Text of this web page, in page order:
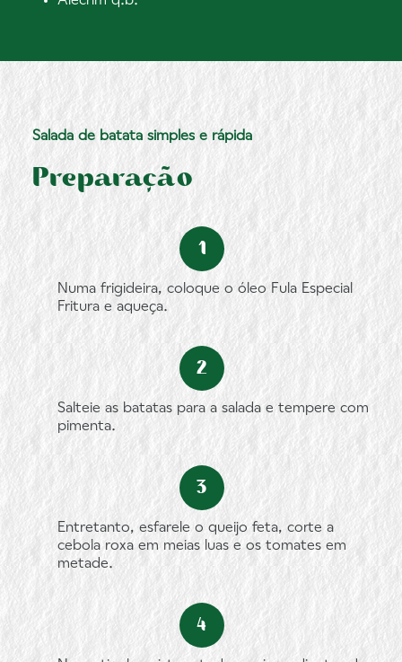
Salada de batata simples e rápida
Preparação
Numa frigideira, coloque o óleo Fula Especial
Fritura e aqueça.
Salteie as batatas para a salada e tempere com
pimenta.
Entretanto, esfarele o queijo feta, corte a
cebola roxa em meias luas e os tomates em
metade.